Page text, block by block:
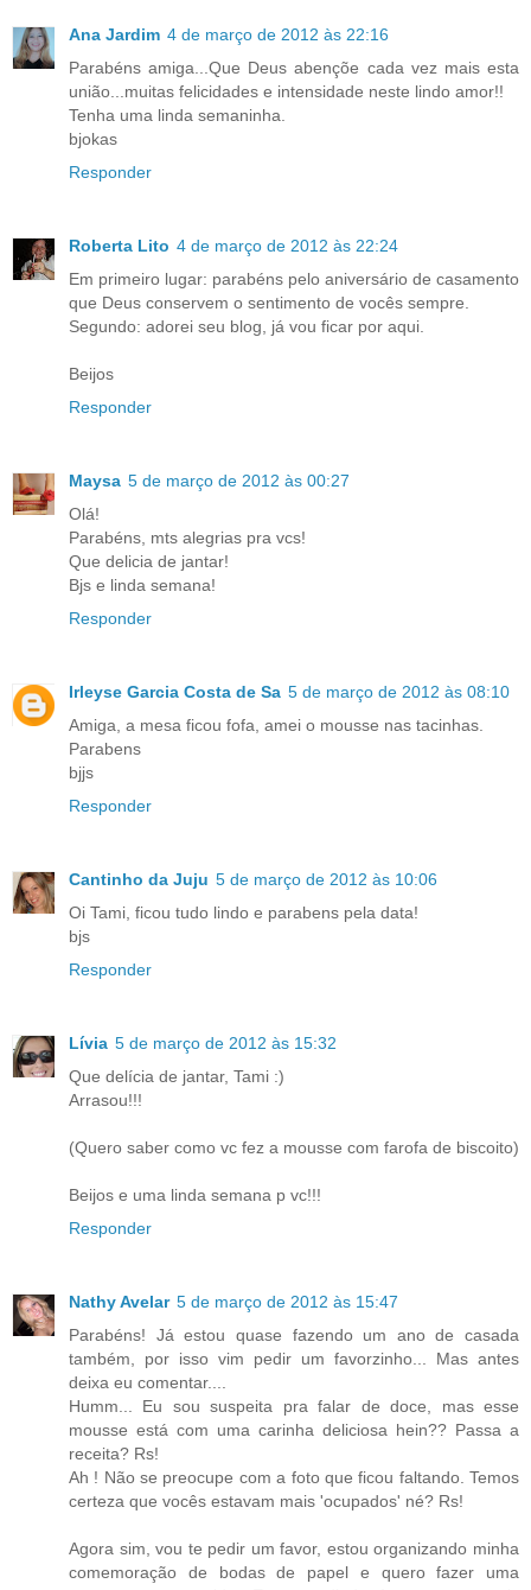
Ana Jardim 4 de março de 2012 às 22:16
Parabéns amiga...Que Deus abençõe cada vez mais esta
união...muitas felicidades e intensidade neste lindo amor!!
Tenha uma linda semaninha.
bjokas
Responder
Roberta Lito 4 de março de 2012 às 22:24
Em primeiro lugar: parabéns pelo aniversário de casamento
que Deus conservem o sentimento de vocês sempre.
Segundo: adorei seu blog, já vou ficar por aqui.
Beijos
Responder
Maysa 5 de março de 2012 às 00:27
Olá!
Parabéns, mts alegrias pra vcs!
Que delicia de jantar!
Bjs e linda semana!
Responder
Irleyse Garcia Costa de Sa 5 de março de 2012 às 08:10
Amiga, a mesa ficou fofa, amei o mousse nas tacinhas.
Parabens
bjjs
Responder
Cantinho da Juju 5 de março de 2012 às 10:06
Oi Tami, ficou tudo lindo e parabens pela data!
bjs
Responder
Lívia 5 de março de 2012 às 15:32
Que delícia de jantar, Tami :)
Arrasou!!!
(Quero saber como vc fez a mousse com farofa de biscoito)
Beijos e uma linda semana p vc!!!
Responder
Nathy Avelar 5 de março de 2012 às 15:47
Parabéns! Já estou quase fazendo um ano de casada
também, por isso vim pedir um favorzinho... Mas antes
deixa eu comentar....
Humm... Eu sou suspeita pra falar de doce, mas esse
mousse está com uma carinha deliciosa hein?? Passa a
receita? Rs!
Ah ! Não se preocupe com a foto que ficou faltando. Temos
certeza que vocês estavam mais 'ocupados' né? Rs!
Agora sim, vou te pedir um favor, estou organizando minha
comemoração de bodas de papel e quero fazer uma